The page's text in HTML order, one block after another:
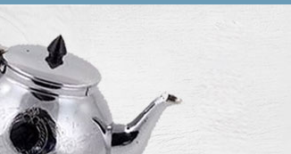
Eingang